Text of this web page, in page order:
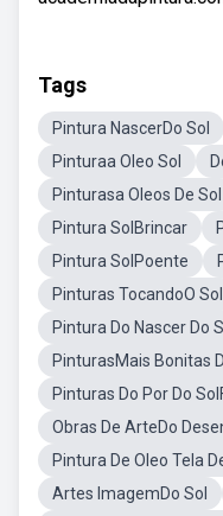
Tags
Pintura NascerDo Sol
Pinturaa Oleo Sol
Pinturasa Oleos De Sol
Pintura SolBrincar
Pintura SolPoente
Pinturas TocandoO Sol
Pintura Do Nascer Do
PinturasMais Bonitas
Pinturas Do Por Do
Obras De ArteDo
Pintura De Oleo Tela
Artes ImagemDo Sol